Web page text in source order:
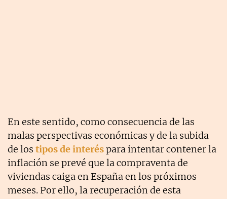
En este sentido, como consecuencia de las
malas perspectivas económicas y de la subida
de los tipos de interéspara intentar contener la
inflación se prevé que la compraventa de
viviendas caiga en España en los próximos
meses. Por ello, la recuperación de esta